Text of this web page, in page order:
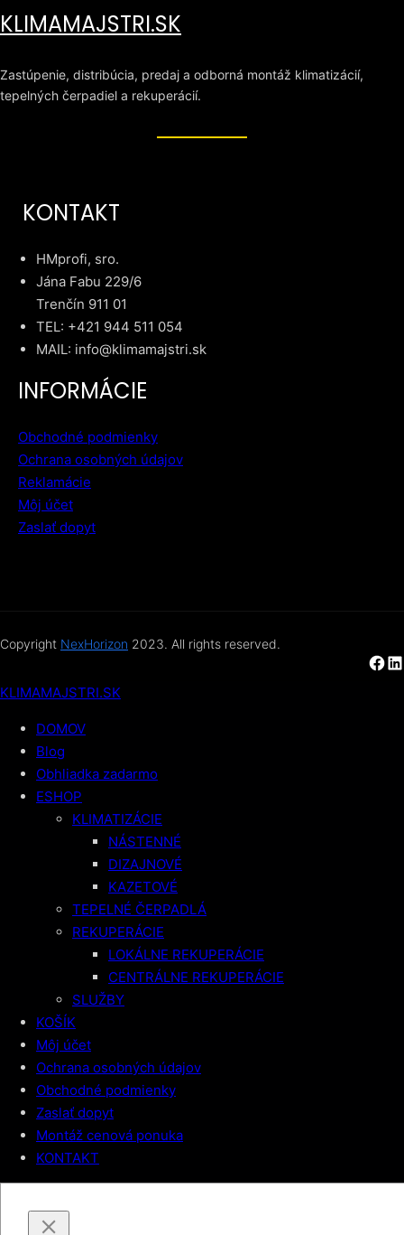
KLIMAMAJSTRI.SK
Zastúpenie, distribúcia, predaj a odborná montáž klimatizácií,
tepelných čerpadiel a rekuperácií.
KONTAKT
HMprofi, sro.
Jána Fabu 229/6
Trenčín 911 01
TEL: +421 944 511 054
MAIL: info@klimamajstri.sk
INFORMÁCIE
Obchodné podmienky
Ochrana osobných údajov
Reklamácie
Môj účet
Zaslať dopyt
Copyright NexHorizon 2023. All rights reserved.
Facebook LinkedIn
KLIMAMAJSTRI.SK
DOMOV
Blog
Obhliadka zadarmo
ESHOP
KLIMATIZÁCIE
NÁSTENNÉ
DIZAJNOVÉ
KAZETOVÉ
TEPELNÉ ČERPADLÁ
REKUPERÁCIE
LOKÁLNE REKUPERÁCIE
CENTRÁLNE REKUPERÁCIE
SLUŽBY
KOŠÍK
Môj účet
Ochrana osobných údajov
Obchodné podmienky
Zaslať dopyt
Montáž cenová ponuka
KONTAKT